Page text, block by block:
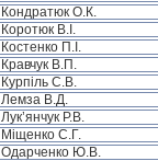
Кондратюк О.К.
Коротюк В.І.
Костенко П.І.
Кравчук В.П.
Курпіль С.В.
Лемза В.Д.
Лук’янчук Р.В.
Міщенко С.Г.
Одарченко Ю.В.